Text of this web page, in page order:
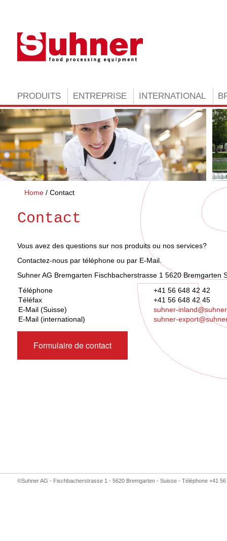
PRODUITS ENTREPRISE INTERNATIONAL
Home Contact
Contact
Vous avez des questions sur nos produits ou nos services?
Contactez-nous par téléphone ou par E-Mail.
Suhner AG Bremgarten Fischbacherstrasse 1 5620 Bremgarten
Téléphone
+41 56 648 42 42
Téléfax
+41 56 648 42 45
E-Mail (Suisse)
suhner-
E-Mail (international)
suhner-
Formulaire de contact
©Suhner AG - Fischbacherstrasse 1 - 5620 Bremgarten - Suisse - Téléphone +41